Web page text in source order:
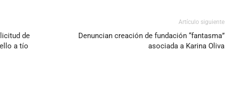
de
a tío
Artículo siguiente
Denuncian creación de fundación “fantasma”
asociada a Karina Oliva